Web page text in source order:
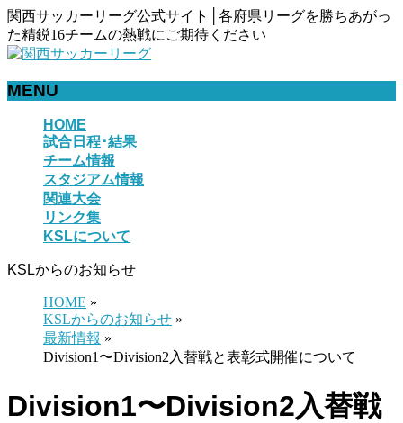
関西サッカーリーグ公式サイト│各府県リーグを勝ちあがっ
た精鋭16チームの熱戦にご期待ください
MENU
HOME
試合日程･結果
チーム情報
スタジアム情報
関連大会
リンク集
KSLについて
KSLからのお知らせ
HOME »
KSLからのお知らせ »
最新情報 »
Division1〜Division2入替戦と表彰式開催について
Division1〜Division2入替戦